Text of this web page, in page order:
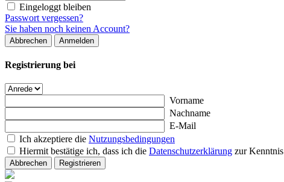
Eingeloggt bleiben
Passwort vergessen?
Sie haben noch keinen Account?
Abbrechen Anmelden
Registrierung bei
Vorname
Nachname
E-Mail
Ich akzeptiere die Nutzungsbedingungen
Hiermit bestätige ich, dass ich die Datenschutzerklärung zur
Abbrechen Registrieren